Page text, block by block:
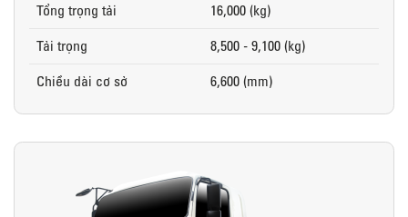
Tổng trọng tải
16,000 (kg)
Tải trọng
8,500 - 9,100 (kg)
Chiều dài cơ sở
6,600 (mm)